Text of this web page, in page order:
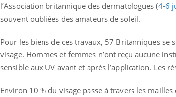
l’Association britannique des dermatologues (4-6
souvent oubliées des amateurs de soleil.
Pour les biens de ces travaux, 57 Britanniques se
visage. Hommes et femmes n’ont reçu aucune
sensible aux UV avant et après l’application. Les
Environ 10 % du visage passe à travers les
pourquoi le risque de